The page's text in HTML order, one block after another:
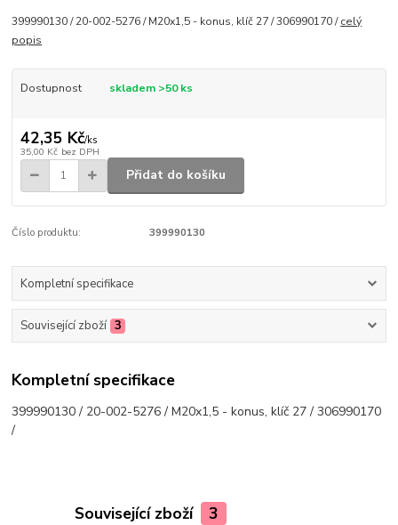
399990130 / 20-002-5276 / M20x1,5 - konus, klíč 27 / 306990170 /celý
popis
Dostupnost skladem >50 ks
42,35 Kč/ks
35,00 Kč bez DPH
Přidat do košíku
Číslo produktu: 399990130
Kompletní specifikace
Související zboží 3
Kompletní specifikace
399990130 / 20-002-5276 / M20x1,5 - konus, klíč 27 / 306990170
/
Související zboží 3